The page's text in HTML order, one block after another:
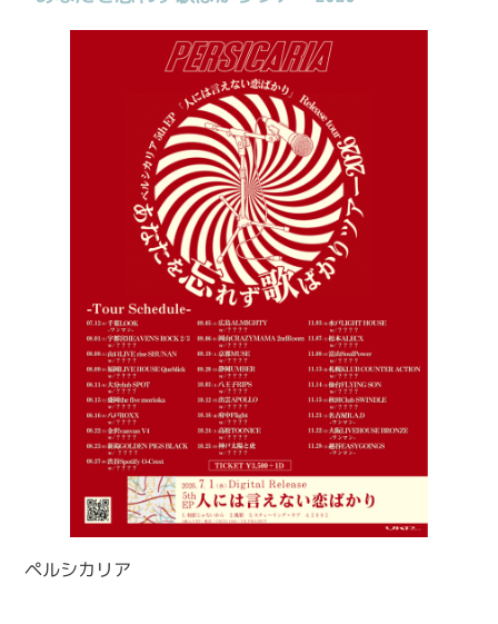
ペルシカリア